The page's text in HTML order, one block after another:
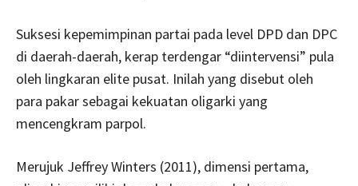
Suksesi kepemimpinan partai pada level DPD dan DPC
di daerah-daerah, kerap terdengar “diintervensi” pula
oleh lingkaran elite pusat. Inilah yang disebut oleh
para pakar sebagai kekuatan oligarki yang
mencengkram parpol.
Merujuk Jeffrey Winters (2011), dimensi pertama,